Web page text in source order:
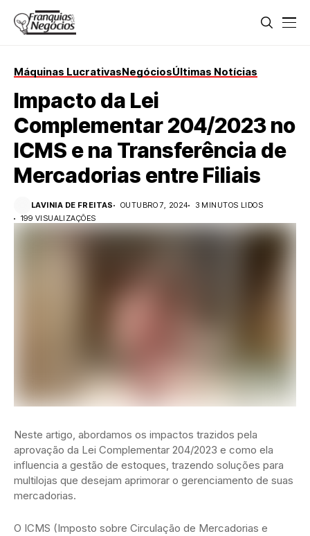
Máquinas LucrativasNegóciosÚltimas Notícias
Impacto da Lei
Complementar 204/2023 no
ICMS e na Transferência de
Mercadorias entre Filiais
LAVINIA DE FREITAS OUTUBRO 7, 2024
3 MINUTOS LIDOS
199 VISUALIZAÇÕES
Neste artigo, abordamos os impactos trazidos pela
aprovação da Lei Complementar 204/2023 e como ela
influencia a gestão de estoques, trazendo soluções para
multilojas que desejam aprimorar o gerenciamento de suas
mercadorias.
O ICMS (Imposto sobre Circulação de Mercadorias e